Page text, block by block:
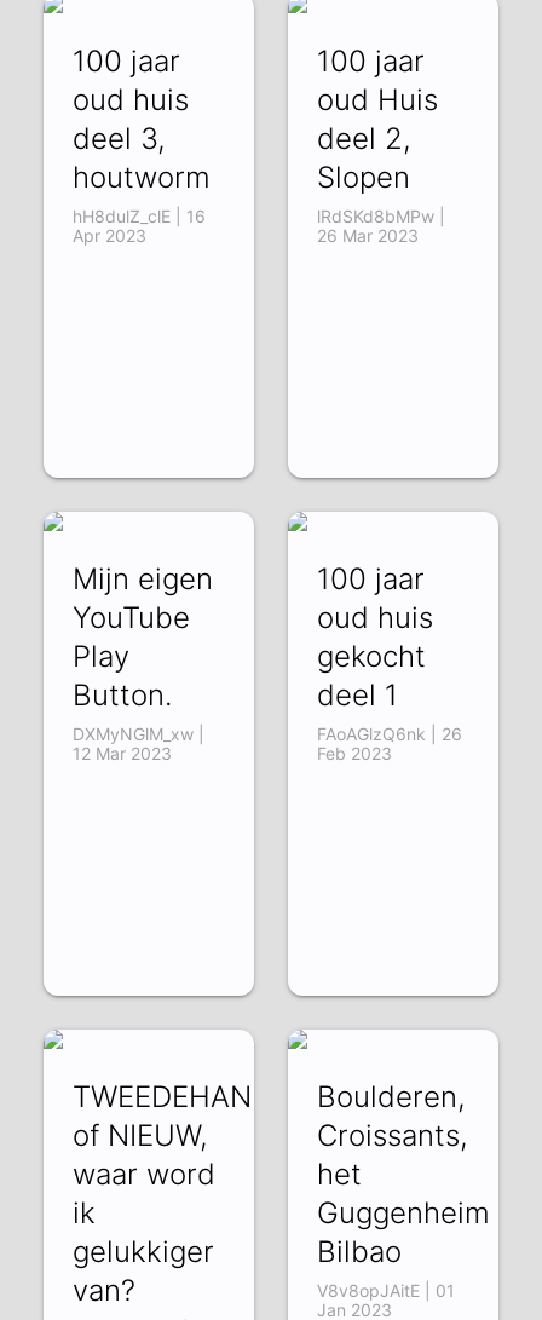
100 jaar
oud huis
deel 3,
houtworm
hH8dulZ_clE | 16
Apr 2023
100 jaar
oud Huis
deel 2,
Slopen
lRdSKd8bMPw |
26 Mar 2023
Mijn eigen
YouTube
Play
Button.
DXMyNGlM_xw |
12 Mar 2023
100 jaar
oud huis
gekocht
deel 1
FAoAGlzQ6nk | 26
Feb 2023
TWEEDEHANDS
of NIEUW,
waar word
ik
gelukkiger
van?
Boulderen,
Croissants,
het
Guggenheim
Bilbao
V8v8opJAitE | 01
Jan 2023